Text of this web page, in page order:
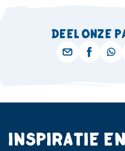
DEEL ONZE
INSPIRATIE